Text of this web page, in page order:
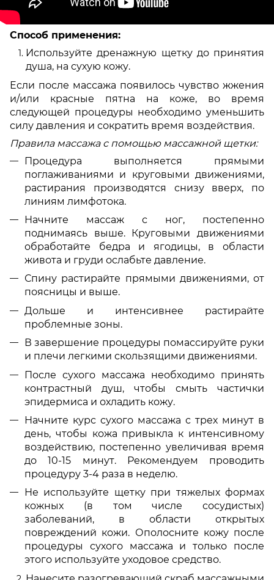
Способ применения:
Используйте дренажную щетку до принятия
душа, на сухую кожу.
Если после массажа появилось чувство жжения
и/или красные пятна на коже, во время
следующей процедуры необходимо уменьшить
силу давления и сократить время воздействия.
Правила массажа с помощью массажной щетки:
Процедура выполняется прямыми
поглаживаниями и круговыми движениями,
растирания производятся снизу вверх, по
линиям лимфотока.
Начните массаж с ног, постепенно
поднимаясь выше. Круговыми движениями
обработайте бедра и ягодицы, в области
живота и груди ослабьте давление.
Спину растирайте прямыми движениями, от
поясницы и выше.
Дольше и интенсивнее растирайте
проблемные зоны.
В завершение процедуры помассируйте руки
и плечи легкими скользящими движениями.
После сухого массажа необходимо принять
контрастный душ, чтобы смыть частички
эпидермиса и охладить кожу.
Начните курс сухого массажа с трех минут в
день, чтобы кожа привыкла к интенсивному
воздействию, постепенно увеличивая время
до 10-15 минут. Рекомендуем проводить
процедуру 3-4 раза в неделю.
Не используйте щетку при тяжелых формах
кожных (в том числе сосудистых)
заболеваний, в области открытых
повреждений кожи. Ополосните кожу после
процедуры сухого массажа и только после
этого используйте уходовое средство.